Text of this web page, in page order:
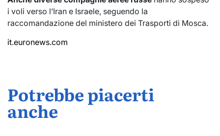
i voli verso l’Iran e Israele, seguendo la
raccomandazione del ministero dei Trasporti di Mosca.
it.euronews.com
Potrebbe piacerti
anche